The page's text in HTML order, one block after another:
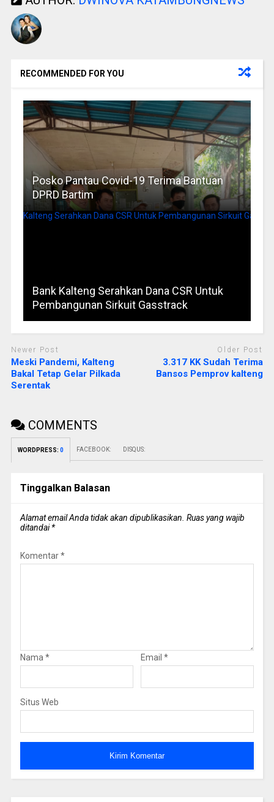
RECOMMENDED FOR YOU
Posko Pantau Covid-19 Terima Bantuan
DPRD Bartim
Bank Kalteng Serahkan Dana CSR Untuk
Pembangunan Sirkuit Gasstrack
Newer Post
Meski Pandemi, Kalteng
Bakal Tetap Gelar Pilkada
Serentak
Older Post
3.317 KK Sudah Terima
Bansos Pemprov kalteng
COMMENTS
WORDPRESS: 0 FACEBOOK: DISQUS:
Tinggalkan Balasan
Alamat email Anda tidak akan dipublikasikan. Ruas yang wajib
ditandai*
Komentar*
Nama* Email *
Situs Web